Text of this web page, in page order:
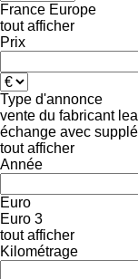
France Europe
tout afficher
Prix
Type d'annonce
vente du fabricant
échange avec
tout afficher
Année
Euro
Euro 3
tout afficher
Kilométrage